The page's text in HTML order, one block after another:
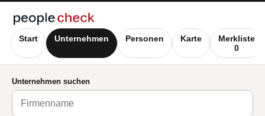
Start Unternehmen Personen Karte
Merkliste
0
Unternehmen suchen